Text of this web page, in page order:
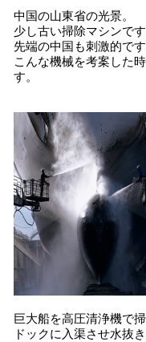
中国の山東省の光景。
少し古い掃除マシンで
先端の中国も刺激的です
こんな機械を考案した
す。
巨大船を高圧清浄機で
ドックに入渠させ水抜